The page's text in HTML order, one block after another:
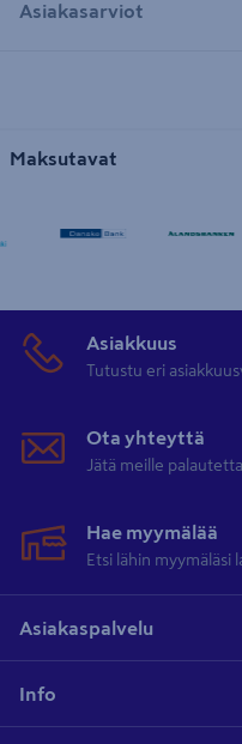
Asiakasarviot
Maksutavat
Asiakkuus
Tutustu eri
Ota yhteyttä
Jätä meille
Hae myymälää
Etsi lähin myymäläsi
Asiakaspalvelu
Info